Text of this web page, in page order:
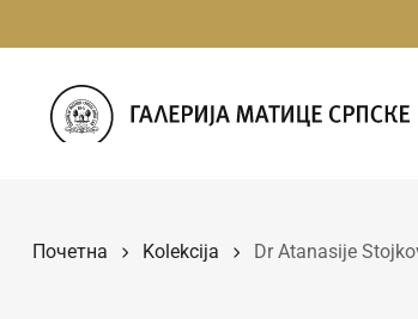
на
Почетна Kolekcija Dr Atanasije